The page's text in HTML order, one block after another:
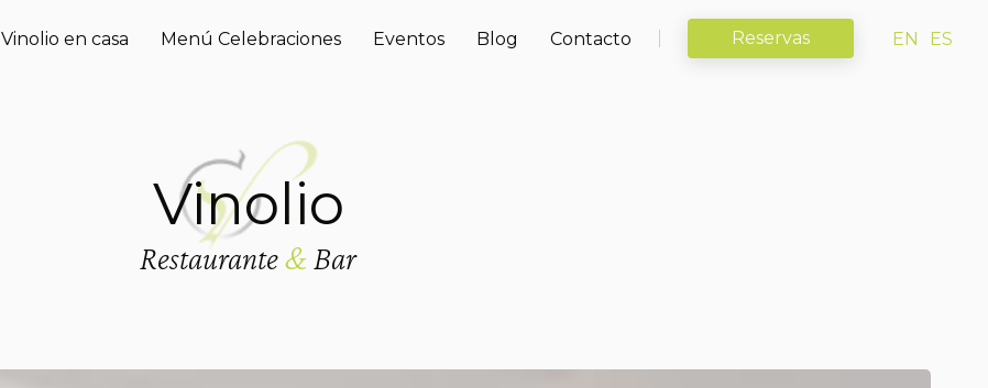
Vinolio en casa Menú Celebraciones Eventos Blog Contacto Reservas EN ES
Vinolio
Restaurante& Bar